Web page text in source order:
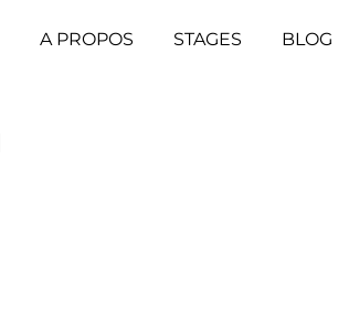
A PROPOS STAGES BLOG